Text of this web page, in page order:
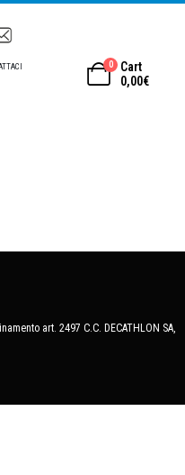
0
Cart
0,00€
art. 2497 C.C. DECATHLON SA,